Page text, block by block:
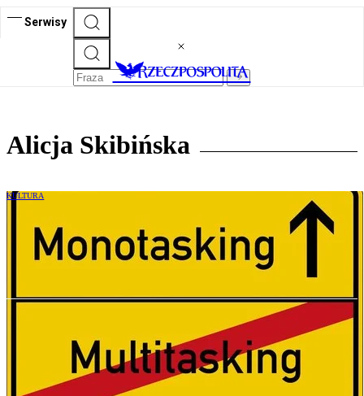
Serwisy
Alicja Skibińska
KULTURA
Dlaczego należy zrezygnować z
multitaskingu?